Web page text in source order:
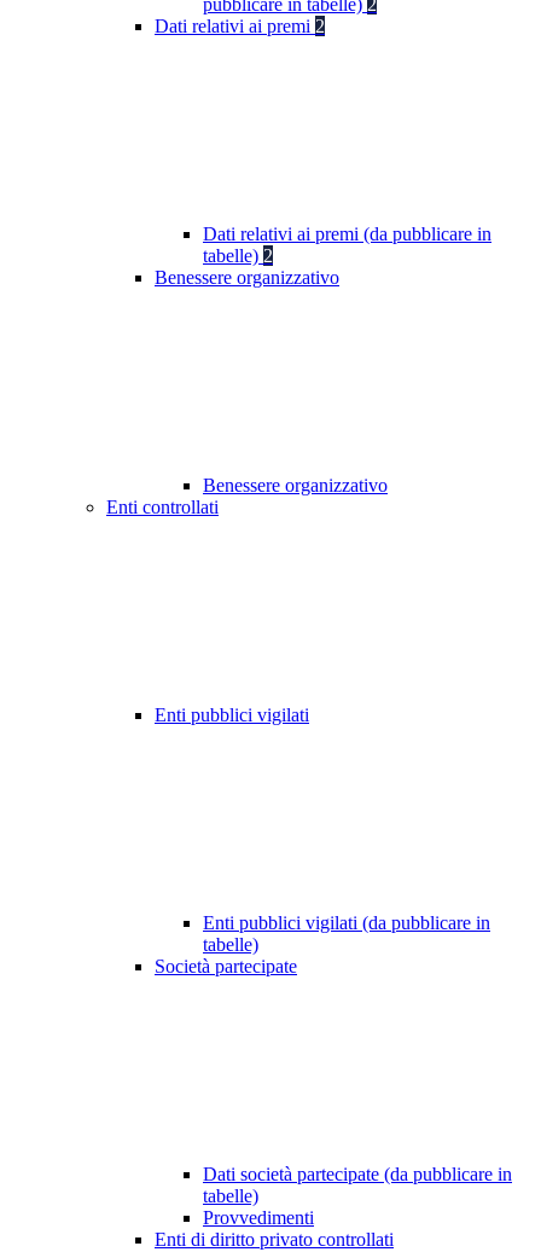
pubblicare in tabelle) 2
Dati relativi ai premi 2
Dati relativi ai premi (da pubblicare in
tabelle) 2
Benessere organizzativo
Benessere organizzativo
Enti controllati
Enti pubblici vigilati
Enti pubblici vigilati (da pubblicare in
tabelle)
Società partecipate
Dati società partecipate (da pubblicare in
tabelle)
Provvedimenti
Enti di diritto privato controllati